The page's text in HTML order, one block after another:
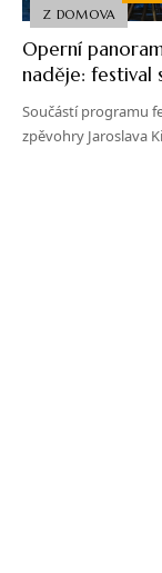
Z DOMOVA
Operní
naděje: festival
Součástí programu
zpěvohry Jaroslava